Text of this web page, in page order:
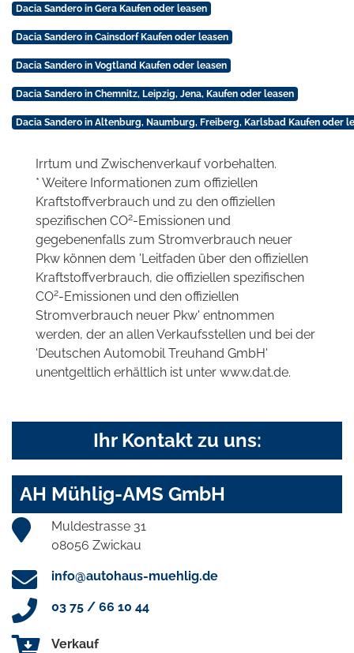
Dacia Sandero in Gera Kaufen oder leasen
Dacia Sandero in Cainsdorf Kaufen oder leasen
Dacia Sandero in Vogtland Kaufen oder leasen
Dacia Sandero in Chemnitz, Leipzig, Jena, Kaufen oder leasen
Dacia Sandero in Altenburg, Naumburg, Freiberg, Karlsbad Kaufen oder
Irrtum und Zwischenverkauf vorbehalten.
* Weitere Informationen zum offiziellen
Kraftstoffverbrauch und zu den offiziellen
spezifischen CO2-Emissionen und
gegebenenfalls zum Stromverbrauch neuer
Pkw können dem 'Leitfaden über den offiziellen
Kraftstoffverbrauch, die offiziellen spezifischen
CO2-Emissionen und den offiziellen
Stromverbrauch neuer Pkw' entnommen
werden, der an allen Verkaufsstellen und bei der
'Deutschen Automobil Treuhand GmbH'
unentgeltlich erhältlich ist unter www.dat.de.
Ihr Kontakt zu uns:
AH Mühlig-AMS GmbH
Muldestrasse 31
08056 Zwickau
info@autohaus-muehlig.de
03 75 / 66 10 44
Verkauf